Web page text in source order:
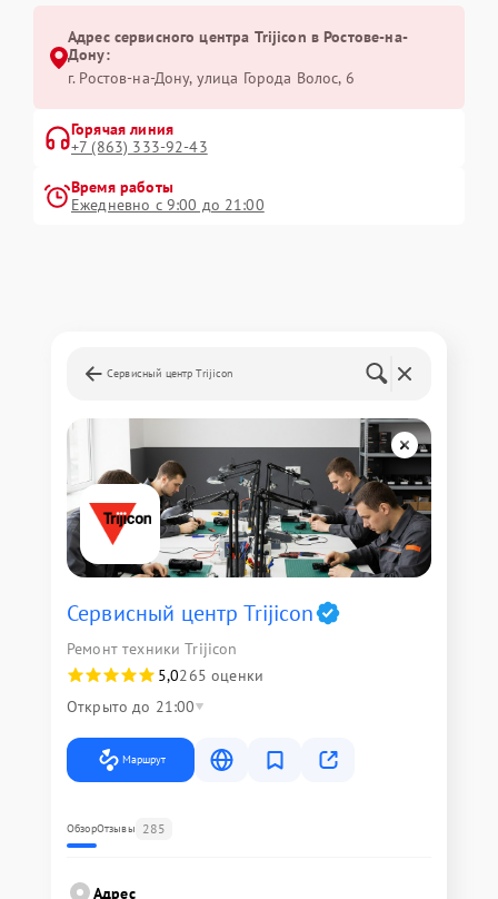
Адрес сервисного центра Trijicon в Ростове-на-
Дону:
г. Ростов-на-Дону, улица Города Волос, 6
Горячая линия
+7 (863) 333-92-43
Время работы
Ежедневно с 9:00 до 21:00
Сервисный центр Trijicon
Сервисный центр Trijicon
Ремонт техники Trijicon
5,0265 оценки
Открыто до 21:00
Маршрут
ОбзорОтзывы 285
Адрес